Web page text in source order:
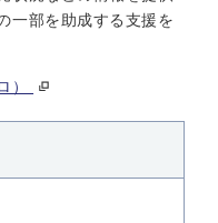
一部を助成する支援を
）